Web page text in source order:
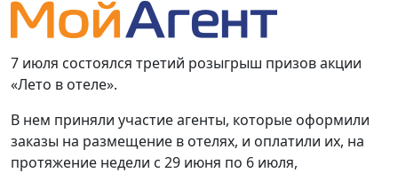
7 июля состоялся третий розыгрыш призов акции
«Лето в отеле».
В нем приняли участие агенты, которые оформили
заказы на размещение в отелях, и оплатили их, на
протяжение недели с 29 июня по 6 июля,